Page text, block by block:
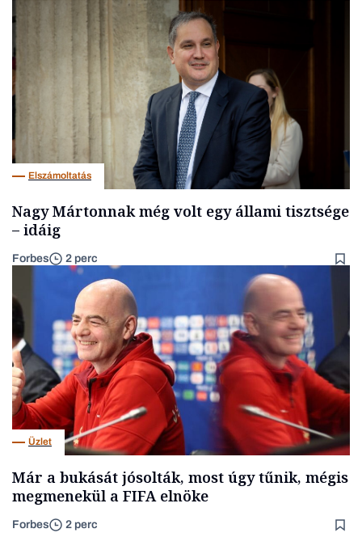
Elszámoltatás
Nagy Mártonnak még volt egy állami tisztsége
– idáig
Forbes 2 perc
Üzlet
Már a bukását jósolták, most úgy tűnik, mégis
megmenekül a FIFA elnöke
Forbes 2 perc